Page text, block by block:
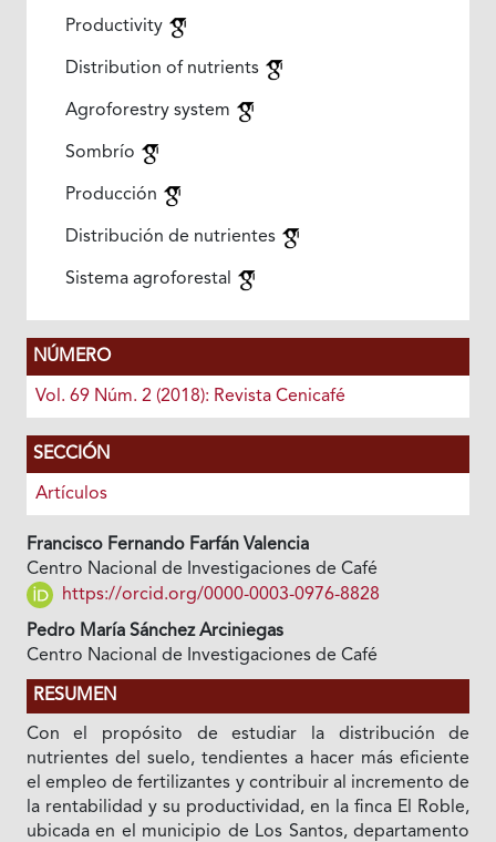
Productivity
Distribution of nutrients
Agroforestry system
Sombrío
Producción
Distribución de nutrientes
Sistema agroforestal
NÚMERO
Vol. 69 Núm. 2 (2018): Revista Cenicafé
SECCIÓN
Artículos
Francisco Fernando Farfán Valencia
Centro Nacional de Investigaciones de Café
https://orcid.org/0000-0003-0976-8828
Pedro María Sánchez Arciniegas
Centro Nacional de Investigaciones de Café
RESUMEN
Con el propósito de estudiar la distribución de
nutrientes del suelo, tendientes a hacer más eficiente
el empleo de fertilizantes y contribuir al incremento de
la rentabilidad y su productividad, en la finca El Roble,
ubicada en el municipio de Los Santos, departamento